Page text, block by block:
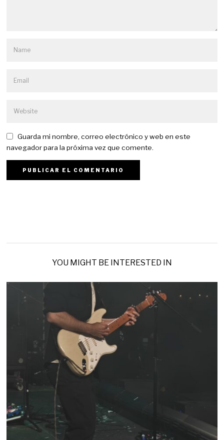
Guarda mi nombre, correo electrónico y web en este
navegador para la próxima vez que comente.
YOU MIGHT BE INTERESTED IN